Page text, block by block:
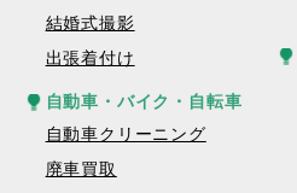
結婚式撮影
出張着付け
自動車・バイク・自転車
自動車クリーニング
廃車買取